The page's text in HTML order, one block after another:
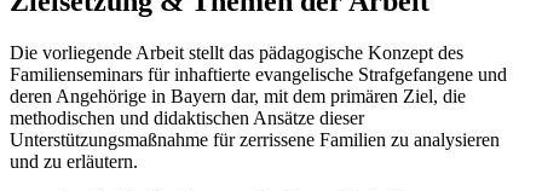
Die vorliegende Arbeit stellt das pädagogische Konzept des
Familienseminars für inhaftierte evangelische Strafgefangene und
deren Angehörige in Bayern dar, mit dem primären Ziel, die
methodischen und didaktischen Ansätze dieser
Unterstützungsmaßnahme für zerrissene Familien zu analysieren
und zu erläutern.